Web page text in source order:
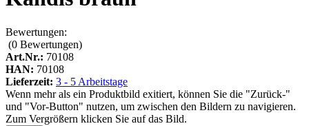
Bewertungen:
(0 Bewertungen)
Art.Nr.: 70108
HAN: 70108
Lieferzeit: 3 - 5 Arbeitstage
Wenn mehr als ein Produktbild exitiert, können Sie die "Zurück-"
und "Vor-Button" nutzen, um zwischen den Bildern zu navigieren.
Zum Vergrößern klicken Sie auf das Bild.